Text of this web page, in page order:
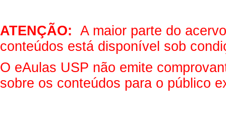
ATENÇÃO: A maior parte do
conteúdos está disponível sob
O eAulas USP não emite
sobre os conteúdos para o público